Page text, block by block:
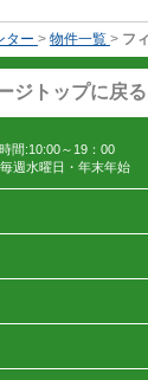
ター > 物件一覧 > フ
ジトップに戻る
間:10:00～19：00
週水曜日・年末年始